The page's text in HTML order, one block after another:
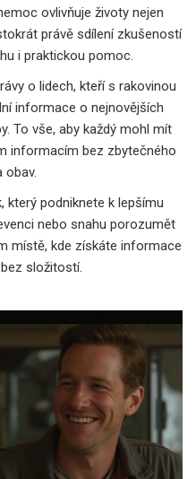
ovlivňuje životy nejen
právě sdílení zkušeností
i praktickou pomoc.
o lidech, kteří s rakovinou
informace o nejnovějších
To vše, aby každý mohl mít
informacím bez zbytečného
obav.
který podniknete k lepšímu
nebo snahu porozumět
místě, kde získáte informace
složitostí.